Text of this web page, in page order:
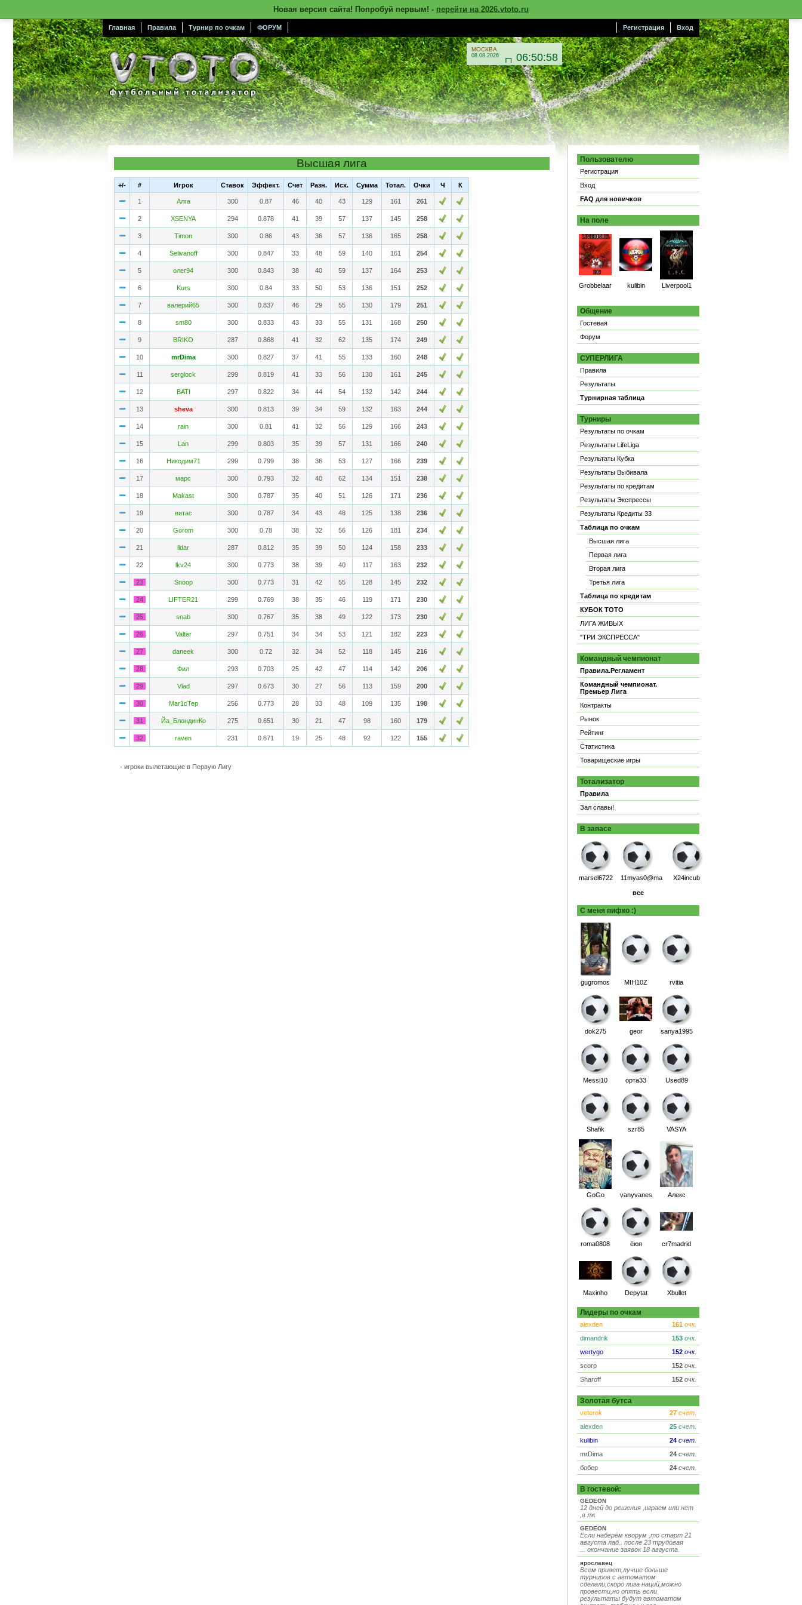
Новая версия сайта! Попробуй первым! - перейти на 2026.vtoto.ru
Главная Правила Турнир по очкам ФОРУМ Вход
Регистрация
МОСКВА
08.08.2026  06:50:59
Пользователю
Регистрация
Вход
FAQ для новичков
На поле
Grobbelaar kulibin Liverpool1
Общение
Гостевая
Форум
СУПЕРЛИГА
Правила
Результаты
Турнирная таблица
Турниры
Результаты по очкам
Результаты LifeLiga
Результаты Кубка
Результаты Выбивала
Результаты по кредитам
Результаты Экспрессы
Результаты Кредиты 33
Таблица по очкам
Высшая лига
Первая лига
Вторая лига
Третья лига
Таблица по кредитам
КУБОК ТОТО
ЛИГА ЖИВЫХ
"ТРИ ЭКСПРЕССА"
Командный чемпионат
Правила.Регламент
Командный чемпионат.
Премьер Лига
Контракты
Рынок
Рейтинг
Статистика
Товарищеские игры
Тотализатор
Правила
Зал славы!
В запасе
marsel6722 11myas0@ma X24incub
все
С меня пифко :)
gugromos MIH10Z rvitia
dok275 geor sanya1995
Messi10 орта33 Used89
Shafik szr85 VASYA
GoGo vanyvanes Алекс
roma0808 ёюя cr7madrid
Maxinho Depytat Xbullet
Лидеры по очкам
alexden 161 очк.
dimandrik
153 очк.
wertygo
152 очк.
scorp
152 очк.
Sharoff
152 очк.
Золотая бутса
veterok 27 счет.
alexden
25 счет.
kulibin
24 счет.
mrDima
24 счет.
бобер
24 счет.
В гостевой:
GEDEON
12 дней до решения ,играем или нет
,в лж
GEDEON
Если наберём кворум ,то старт 21
августа лад.. после 23 трудовая
... окончание заявок 18 августа.
ярославец
Всем привет,лучше больше
турниров с автоматом
сделали,скоро лига наций,можно
провести,но опять если
результаты будут автоматом
Высшая лига
+/- # Игрок Cтавок Эффект. Счет Разн. Исх. Сумма Тотал. Очки Ч К
1 Алга 300 0.87 46 40 43 129 161 261
2 XSENYA 294 0.878 41 39 57 137 145 258
3 Timon 300 0.86 43 36 57 136 165 258
4 Selivanoff 300 0.847 33 48 59 140 161 254
5 олег94 300 0.843 38 40 59 137 164 253
6 Kurs 300 0.84 33 50 53 136 151 252
7 валерий65 300 0.837 46 29 55 130 179 251
8 sm80 300 0.833 43 33 55 131 168 250
9 BRIKO 287 0.868 41 32 62 135 174 249
10 mrDima 300 0.827 37 41 55 133 160 248
11 serglock 299 0.819 41 33 56 130 161 245
12 BATI 297 0.822 34 44 54 132 142 244
13 sheva 300 0.813 39 34 59 132 163 244
14 rain 300 0.81 41 32 56 129 166 243
15 Lan 299 0.803 35 39 57 131 166 240
16 Никодим71 299 0.799 38 36 53 127 166 239
17 марс 300 0.793 32 40 62 134 151 238
18 Makast 300 0.787 35 40 51 126 171 236
19 витас 300 0.787 34 43 48 125 138 236
20 Gorom 300 0.78 38 32 56 126 181 234
21 ildar 287 0.812 35 39 50 124 158 233
22 lkv24 300 0.773 38 39 40 117 163 232
23 Snoop 300 0.773 31 42 55 128 145 232
24 LIFTER21 299 0.769 38 35 46 119 171 230
25 snab 300 0.767 35 38 49 122 173 230
26 Valter 297 0.751 34 34 53 121 182 223
27 daneek 300 0.72 32 34 52 118 145 216
28 Фил 293 0.703 25 42 47 114 142 206
29 Vlad 297 0.673 30 27 56 113 159 200
30 Mar1cTep 256 0.773 28 33 48 109 135 198
31 Йа_БлондинКо 275 0.651 30 21 47 98 160 179
32 raven 231 0.671 19 25 48 92 122 155
- игроки вылетающие в Первую Лигу